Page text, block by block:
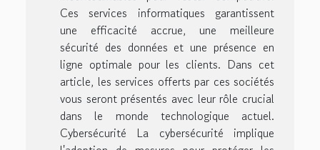
Ces services informatiques garantissent
une efficacité accrue, une meilleure
sécurité des données et une présence en
ligne optimale pour les clients. Dans cet
article, les services offerts par ces sociétés
vous seront présentés avec leur rôle crucial
dans le monde technologique actuel.
Cybersécurité La cybersécurité implique